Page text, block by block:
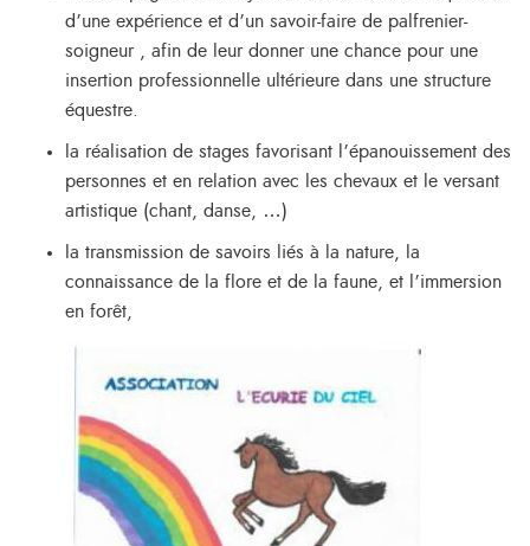
d’une expérience et d’un savoir-faire de palfrenier-
soigneur , afin de leur donner une chance pour une
insertion professionnelle ultérieure dans une structure
équestre.
la réalisation de stages favorisant l’épanouissement des
personnes et en relation avec les chevaux et le versant
artistique (chant, danse, …)
la transmission de savoirs liés à la nature, la
connaissance de la flore et de la faune, et l’immersion
en forêt,